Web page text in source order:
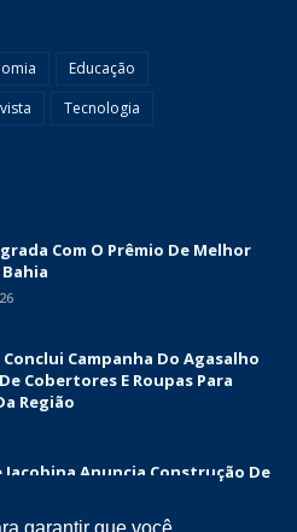
Educação
Tecnologia
Com O Prêmio De Melhor
Campanha Do Agasalho
Cobertores E Roupas Para
Região
Anuncia Construção De
1,7 Milhão